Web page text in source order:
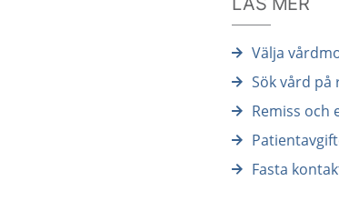
Välja
Sök vård
Remiss och
Fasta